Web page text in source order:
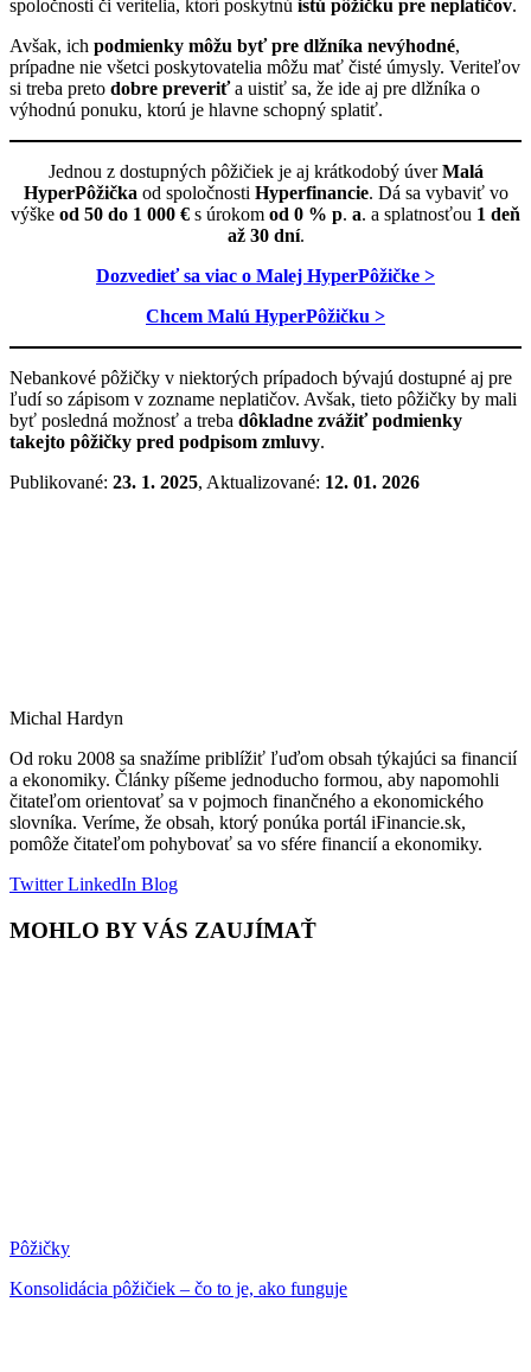
spoločnosti či veritelia, ktorí poskytnú istú pôžičku pre neplatičov.
Avšak, ich podmienky môžu byť pre dlžníka nevýhodné,
prípadne nie všetci poskytovatelia môžu mať čisté úmysly. Veriteľov
si treba preto dobre preveriťa uistiť sa, že ide aj pre dlžníka o
výhodnú ponuku, ktorú je hlavne schopný splatiť.
Jednou z dostupných pôžičiek je aj krátkodobý úverMalá
HyperPôžičkaod spoločnosti Hyperfinancie. Dá sa vybaviť vo
výške od 50 do 1 000 € s úrokom od 0 % p. a. a splatnosťou 1 deň
až 30 dní.
Dozvedieť sa viac o Malej HyperPôžičke >
Chcem Malú HyperPôžičku >
Nebankové pôžičky v niektorých prípadoch bývajú dostupné aj pre
ľudí so zápisom v zozname neplatičov. Avšak, tieto pôžičky by mali
byť posledná možnosť a treba dôkladne zvážiť podmienky
takejto pôžičky pred podpisom zmluvy.
Publikované: 23. 1. 2025, Aktualizované: 12. 01. 2026
Michal Hardyn
Od roku 2008 sa snažíme priblížiť ľuďom obsah týkajúci sa financií
a ekonomiky. Články píšeme jednoducho formou, aby napomohli
čitateľom orientovať sa v pojmoch finančného a ekonomického
slovníka. Veríme, že obsah, ktorý ponúka portál iFinancie.sk,
pomôže čitateľom pohybovať sa vo sfére financií a ekonomiky.
TwitterLinkedIn Blog
MOHLO BY VÁS ZAUJÍMAŤ
Pôžičky
Konsolidácia pôžičiek – čo to je, ako funguje